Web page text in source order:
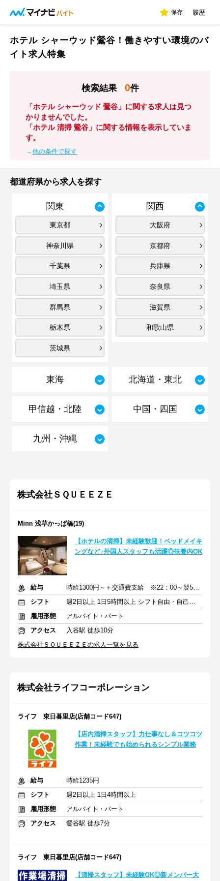
保存 履歴
ホテル シャーウッド鶯谷！働きやすい環境のバ
イト求人特集
検索結果 0件
「ホテル シャーウッド 鶯谷」に関する求人は見つ
かりませんでした。
「ホテル 清掃 鶯谷」に関する情報を表示していま
す。
→他の条件で探す
都道府県から求人を探す
関東
東京都
神奈川県
千葉県
埼玉県
群馬県
栃木県
茨城県
関西
大阪府
京都府
兵庫県
奈良県
滋賀県
和歌山県
東海 北海道・東北
甲信越・北陸 中国・四国
九州・沖縄
株式会社ＳＱＵＥＥＺＥ
Minn 浅草かっぱ橋(19)
【ホテルの清掃】未経験歓迎！ベッドメイキ
ングなど♪外国人スタッフも活躍◎扶養内OK
給与
時給1300円～＋交通費支給 ※22：00～翌5：00は時給25％UP
シフト
週2日以上 1日5時間以上 シフト自由・自己申告
雇用形態
アルバイト・パート
アクセス
入谷駅 徒歩10分
株式会社ＳＱＵＥＥＺＥの求人一覧を見る
株式会社ライフコーポレーション
ライフ 東日暮里店(店舗コード647)
【店内清掃スタッフ】力仕事なし＆コツコツ
作業！未経験でも始められるシンプル業務
給与
時給1235円
シフト
週2日以上 1日4時間以上
雇用形態
アルバイト・パート
アクセス
鶯谷駅 徒歩7分
ライフ 東日暮里店(店舗コード647)
【清掃スタッフ】未経験OK◎新メンバー大